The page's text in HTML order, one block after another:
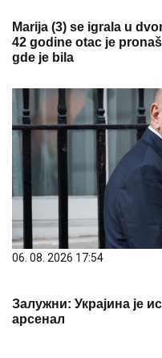
Marija (3) se igrala u
42 godine otac je
gde je bila
06. 08. 2026 17:54
Залужни: Украјина је
арсенал